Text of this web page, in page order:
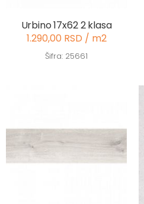
Urbino 17x62 2 klasa
1.290,00 RSD / m2
Šifra: 25661